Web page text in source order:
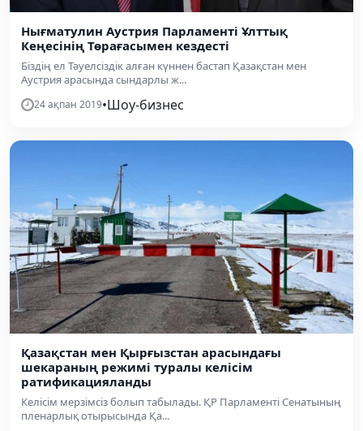
Нығматулин Аустрия Парламенті Ұлттық
Кеңесінің Төрағасымен кездесті
Біздің ел Тәуелсіздік алған күннен бастап Қазақстан мен
Аустрия арасында сындарлы ж...
24 ақпан 2019•Шоу-бизнес
Қазақстан мен Қырғызстан арасындағы
шекараның режимі туралы келісім
ратификацияланды
Келісім мерзімсіз болып табылады. ҚР Парламенті Сенатының
пленарлық отырысында Қа...